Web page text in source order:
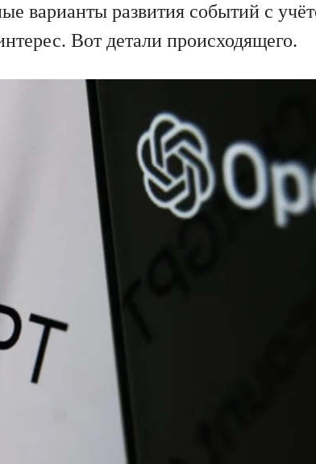
варианты развития событий с
Вот детали происходящего.